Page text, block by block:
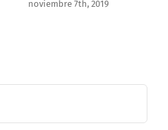
noviembre 7th, 2019